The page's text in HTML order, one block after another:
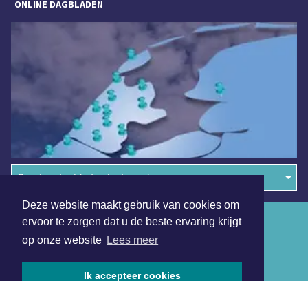
Deze website maakt gebruik van cookies om
ervoor te zorgen dat u de beste ervaring krijgt
op onze website Lees meer
Ik accepteer cookies
ONLINE DAGBLADEN
Overige dagbladen in de regio
Algemene voorwaarden
Disclaimer